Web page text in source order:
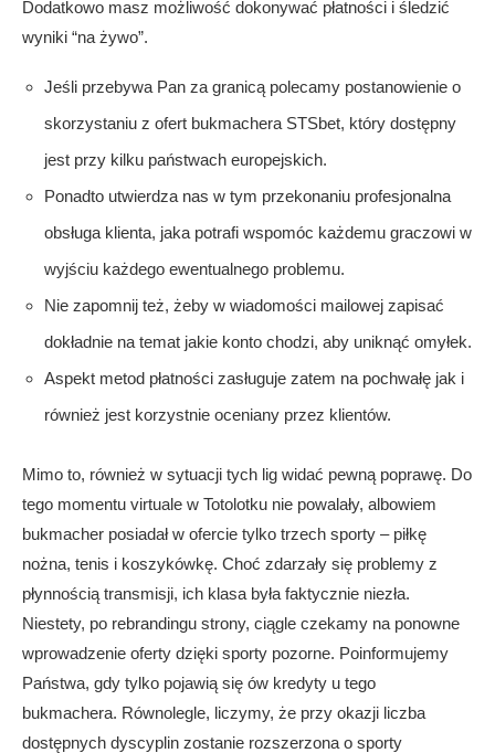
Dodatkowo masz możliwość dokonywać płatności i śledzić
wyniki “na żywo”.
Jeśli przebywa Pan za granicą polecamy postanowienie o
skorzystaniu z ofert bukmachera STSbet, który dostępny
jest przy kilku państwach europejskich.
Ponadto utwierdza nas w tym przekonaniu profesjonalna
obsługa klienta, jaka potrafi wspomóc każdemu graczowi w
wyjściu każdego ewentualnego problemu.
Nie zapomnij też, żeby w wiadomości mailowej zapisać
dokładnie na temat jakie konto chodzi, aby uniknąć omyłek.
Aspekt metod płatności zasługuje zatem na pochwałę jak i
również jest korzystnie oceniany przez klientów.
Mimo to, również w sytuacji tych lig widać pewną poprawę. Do
tego momentu virtuale w Totolotku nie powalały, albowiem
bukmacher posiadał w ofercie tylko trzech sporty – piłkę
nożna, tenis i koszykówkę. Choć zdarzały się problemy z
płynnością transmisji, ich klasa była faktycznie niezła.
Niestety, po rebrandingu strony, ciągle czekamy na ponowne
wprowadzenie oferty dzięki sporty pozorne. Poinformujemy
Państwa, gdy tylko pojawią się ów kredyty u tego
bukmachera. Równolegle, liczymy, że przy okazji liczba
dostępnych dyscyplin zostanie rozszerzona o sporty